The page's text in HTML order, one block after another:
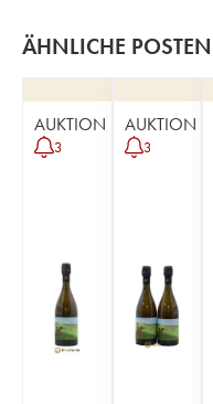
ÄHNLICHE POSTEN
AUKTION
3
AUKTION
3